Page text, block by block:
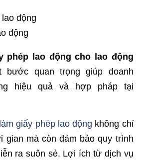
động
phép lao động cho lao động
bước quan trọng giúp doanh
hiệu quả và hợp pháp tại
giấy phép lao động không chỉ
gian mà còn đảm bảo quy trình
ra suôn sẻ. Lợi ích từ dịch vụ